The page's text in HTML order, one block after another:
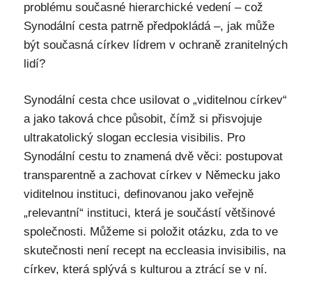
problému současné hierarchické vedení – což
Synodální cesta patrně předpokládá –, jak může
být současná církev lídrem v ochraně zranitelných
lidí?
Synodální cesta chce usilovat o „viditelnou církev“
a jako taková chce působit, čímž si přisvojuje
ultrakatolický slogan ecclesia visibilis. Pro
Synodální cestu to znamená dvě věci: postupovat
transparentně a zachovat církev v Německu jako
viditelnou instituci, definovanou jako veřejně
„relevantní“ instituci, která je součástí většinové
společnosti. Můžeme si položit otázku, zda to ve
skutečnosti není recept na eccleasia invisibilis, na
církev, která splývá s kulturou a ztrácí se v ní.